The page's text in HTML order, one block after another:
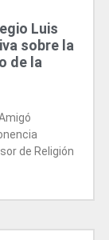
Luis
sobre la
de la
de Religión